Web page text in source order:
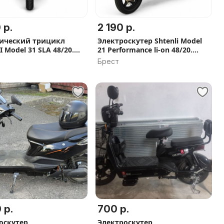
р.
трицикл
Model 31 SLA 48/20.
0%, Бесплатная
по РБ, Скидка
2 190 р.
Электроскутер Shtenli Model
21 Performance li-on 48/20.
Гарантия до 2 лет, 6 подарков,
В наличии
Брест
р. 700 р.